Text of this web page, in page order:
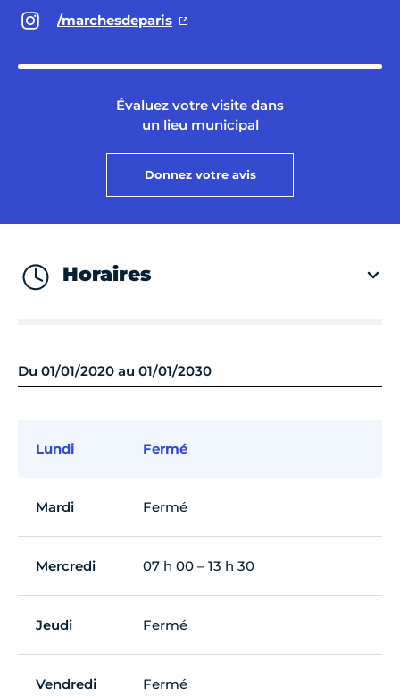
/marchesdeparis
Évaluez votre visite dans
un lieu municipal
Donnez votre avis
Horaires
Du 01/01/2020 au 01/01/2030
Lundi Fermé
Mardi Fermé
Mercredi 07 h 00 – 13 h 30
Jeudi Fermé
Vendredi Fermé